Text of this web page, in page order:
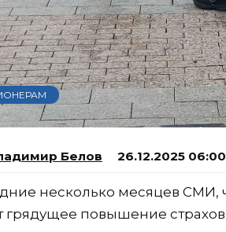
Белов 26.12.2025 06:00
несколько месяцев СМИ,
грядущее повышение